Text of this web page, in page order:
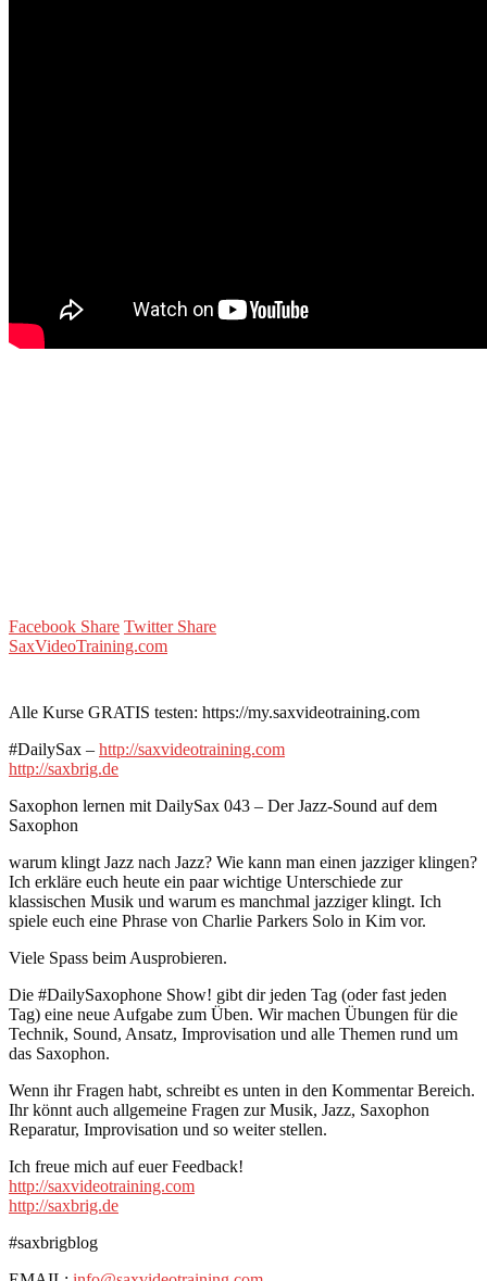
Facebook Share Twitter Share
SaxVideoTraining.com
Alle Kurse GRATIS testen: https://my.saxvideotraining.com
#DailySax – http://saxvideotraining.com
http://saxbrig.de
Saxophon lernen mit DailySax 043 – Der Jazz-Sound auf dem
Saxophon
warum klingt Jazz nach Jazz? Wie kann man einen jazziger klingen?
Ich erkläre euch heute ein paar wichtige Unterschiede zur
klassischen Musik und warum es manchmal jazziger klingt. Ich
spiele euch eine Phrase von Charlie Parkers Solo in Kim vor.
Viele Spass beim Ausprobieren.
Die #DailySaxophone Show! gibt dir jeden Tag (oder fast jeden
Tag) eine neue Aufgabe zum Üben. Wir machen Übungen für die
Technik, Sound, Ansatz, Improvisation und alle Themen rund um
das Saxophon.
Wenn ihr Fragen habt, schreibt es unten in den Kommentar Bereich.
Ihr könnt auch allgemeine Fragen zur Musik, Jazz, Saxophon
Reparatur, Improvisation und so weiter stellen.
Ich freue mich auf euer Feedback!
http://saxvideotraining.com
http://saxbrig.de
#saxbrigblog